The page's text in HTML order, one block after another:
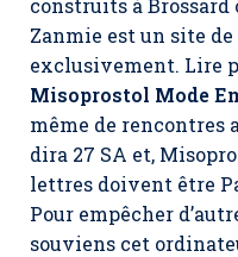
construits à
Zanmie est un site
exclusivement. Lire
Misoprostol Mode
même de
dira 27 SA et,
lettres doivent être
Pour empêcher
souviens cet